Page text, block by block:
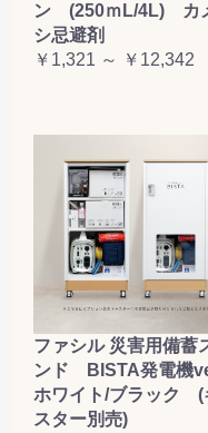
ン (250ｍL/4L) カ
シ忌避剤
￥1,321 ～ ￥12,342
ファシル 災害用備蓄
ンド BISTA発電機
ホワイト/ブラック (
スター別売)